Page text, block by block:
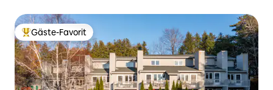
Beliebter Gäste-Favorit.
Gäste-Favorit